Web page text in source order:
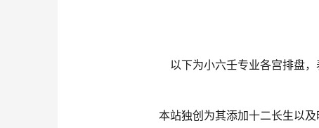
以下为小六壬专业各宫排盘
本站独创为其添加十二长生以